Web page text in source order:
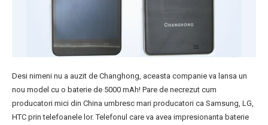
Desi nimeni nu a auzit de Changhong, aceasta companie va lansa un
nou model cu o baterie de 5000 mAh! Pare de necrezut cum
producatori mici din China umbresc mari producatori ca Samsung, LG,
HTC prin telefoanele lor. Telefonul care va avea impresionanta baterie